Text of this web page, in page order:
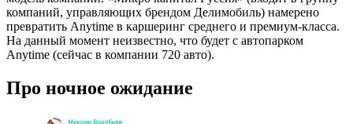
компаний, управляющих брендом Делимобиль) намерено
превратить Anytime в каршеринг среднего и премиум-класса.
На данный момент неизвестно, что будет с автопарком
Anytime (сейчас в компании 720 авто).
Про ночное ожидание